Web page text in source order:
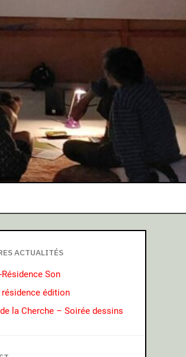
ACTUALITÉS
Résidence Son
résidence édition
la Cherche – Soirée dessins